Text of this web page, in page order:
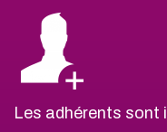
Les adhérents sont